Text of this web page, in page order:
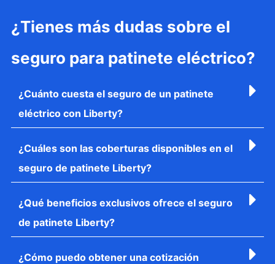
¿Tienes más dudas sobre el
seguro para patinete eléctrico?
¿Cuánto cuesta el seguro de un patinete
eléctrico con Liberty?
¿Cuáles son las coberturas disponibles en el
seguro de patinete Liberty?
¿Qué beneficios exclusivos ofrece el seguro
de patinete Liberty?
¿Cómo puedo obtener una cotización